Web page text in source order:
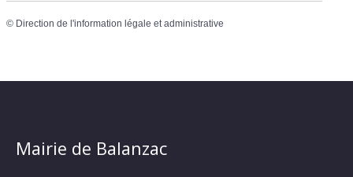
© Direction de l'information légale et administrative
Mairie de Balanzac